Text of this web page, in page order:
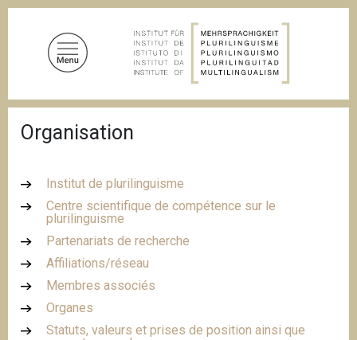
i
l
Organisation
Institut de plurilinguisme
Centre scientifique de compétence sur le
plurilinguisme
Partenariats de recherche
Affiliations/réseau
Membres associés
Organes
Statuts, valeurs et prises de position ainsi que